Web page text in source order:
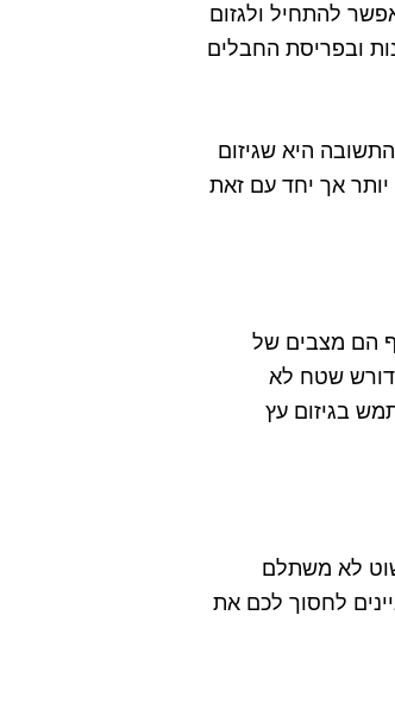
להתחיל ולגזום
ובפריסת החבלים
היא שגיזום
יותר אך יחד עם זאת
הם מצבים של
שטח לא
בגיזום עץ
לא משתלם
לחסוך לכם את